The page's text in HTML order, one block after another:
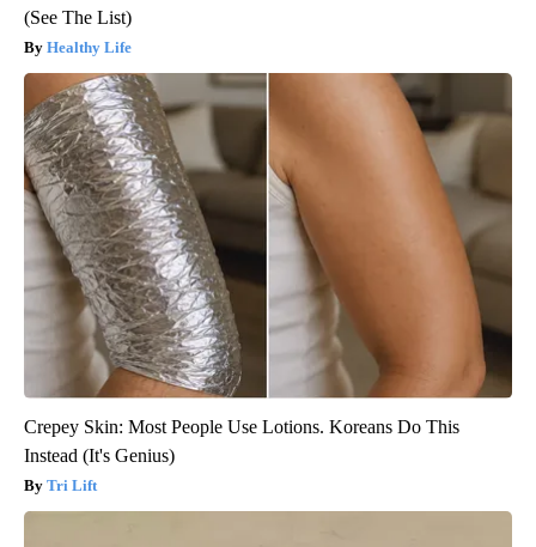
(See The List)
Healthy Life
Crepey Skin: Most People Use Lotions. Koreans Do This
Instead (It's Genius)
Tri Lift